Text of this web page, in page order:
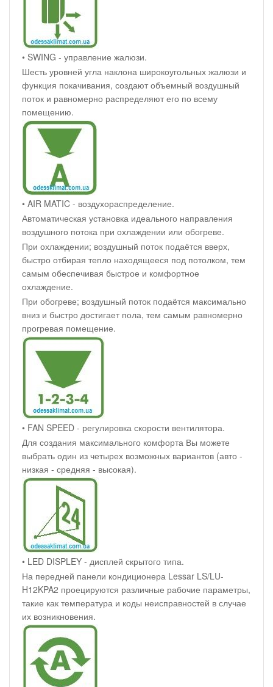
• SWING - управление жалюзи.
Шесть уровней угла наклона широкоугольных жалюзи и
функция покачивания, создают объемный воздушный
поток и равномерно распределяют его по всему
помещению.
• AIR MATIC - воздухораспределение.
Автоматическая установка идеального направления
воздушного потока при охлаждении или обогреве.
При охлаждении; воздушный поток подаётся вверх,
быстро отбирая тепло находящееся под потолком, тем
самым обеспечивая быстрое и комфортное
охлаждение.
При обогреве; воздушный поток подаётся максимально
вниз и быстро достигает пола, тем самым равномерно
прогревая помещение.
• FAN SPEED - регулировка скорости вентилятора.
Для создания максимального комфорта Вы можете
выбрать один из четырех возможных вариантов (авто -
низкая - средняя - высокая).
• LED DISPLEY - дисплей скрытого типа.
На передней панели кондиционера Lessar LS/LU-
H12KPA2 проецируются различные рабочие параметры,
такие как температура и коды неисправностей в случае
их возникновения.